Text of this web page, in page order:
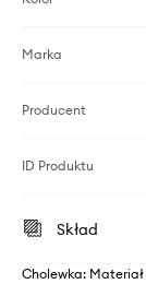
Marka
Producent
ID Produktu
Skład
Cholewka: